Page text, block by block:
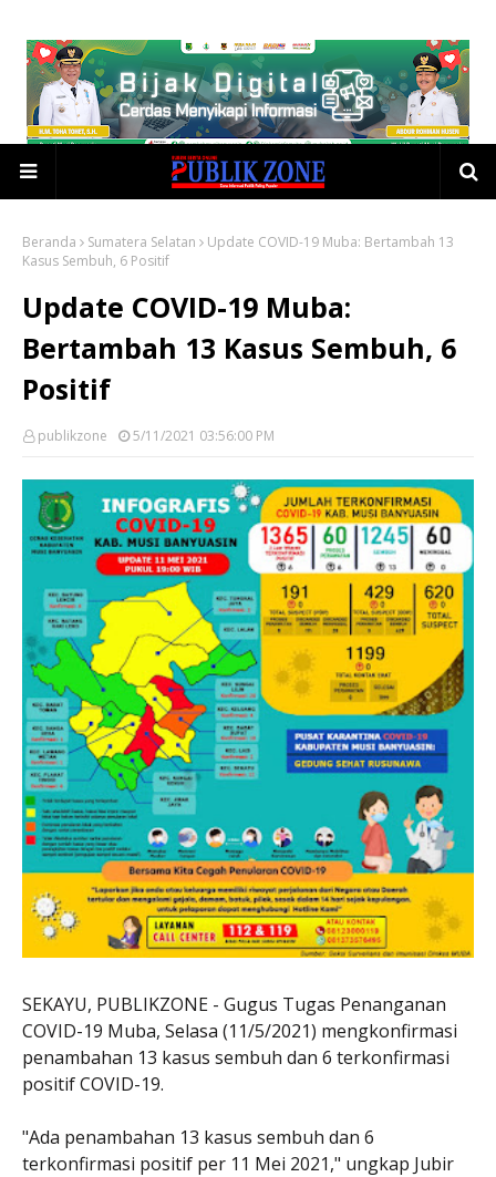
Beranda Sumatera Selatan
Update COVID-19 Muba: Bertambah 13
Kasus Sembuh, 6 Positif
Update COVID-19 Muba:
Bertambah 13 Kasus Sembuh, 6
Positif
publikzone 5/11/2021 03:56:00 PM
SEKAYU, PUBLIKZONE - Gugus Tugas Penanganan
COVID-19 Muba, Selasa (11/5/2021) mengkonfirmasi
penambahan 13 kasus sembuh dan 6 terkonfirmasi
positif COVID-19.
"Ada penambahan 13 kasus sembuh dan 6
terkonfirmasi positif per 11 Mei 2021," ungkap Jubir